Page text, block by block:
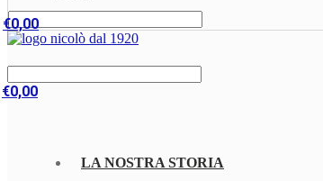
€0,00
€0,00
LA NOSTRA STORIA